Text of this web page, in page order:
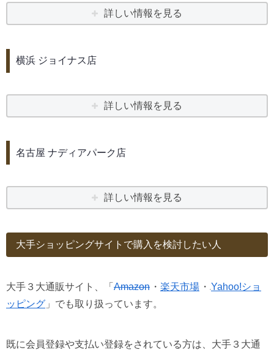
詳しい情報を見る
横浜 ジョイナス店
詳しい情報を見る
名古屋 ナディアパーク店
詳しい情報を見る
大手ショッピングサイトで購入を検討したい人
大手３大通販サイト、「 Amazon ・ 楽天市場 ・ Yahoo!ショ
ッピング 」でも取り扱っています。
既に会員登録や支払い登録をされている方は、大手３大通